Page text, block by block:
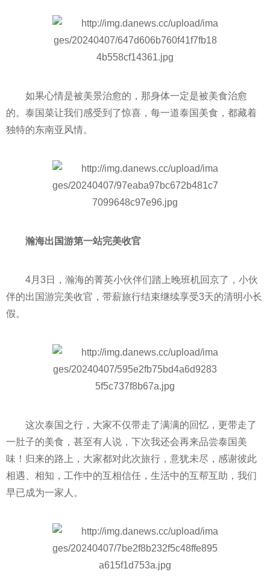
如果心情是被美景治愈的，那身体一定是被美食治愈
的。泰国菜让我们感受到了惊喜，每一道泰国美食，都藏着
独特的东南亚风情。
瀚海出国游第一站完美收官
4月3日，瀚海的菁英小伙伴们踏上晚班机回京了，小伙
伴的出国游完美收官，带薪旅行结束继续享受3天的清明小长
假。
这次泰国之行，大家不仅带走了满满的回忆，更带走了
一肚子的美食，甚至有人说，下次我还会再来品尝泰国美
味！归来的路上，大家都对此次旅行，意犹未尽，感谢彼此
相遇、相知，工作中的互相信任，生活中的互帮互助，我们
早已成为一家人。